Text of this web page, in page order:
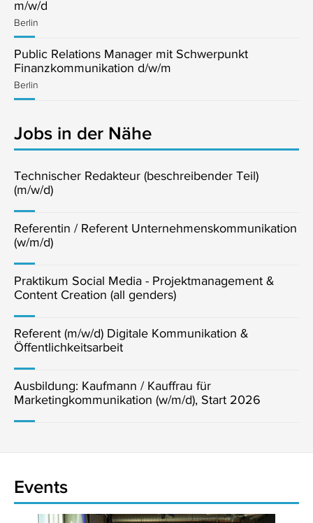
m/w/d
Berlin
Public Relations Manager mit Schwerpunkt
Finanzkommunikation d/w/m
Berlin
Jobs in der Nähe
Technischer Redakteur (beschreibender Teil)
(m/w/d)
Referentin / Referent Unternehmenskommunikation
(w/m/d)
Praktikum Social Media - Projektmanagement &
Content Creation (all genders)
Referent (m/w/d) Digitale Kommunikation &
Öffentlichkeitsarbeit
Ausbildung: Kaufmann / Kauffrau für
Marketingkommunikation (w/m/d), Start 2026
Events